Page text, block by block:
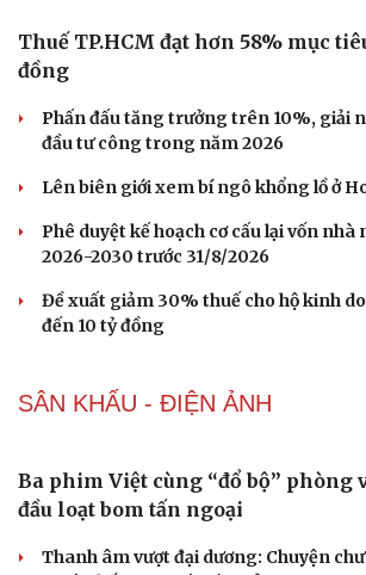
Campuchia vòng bảng ASEAN Cup
giá bao nhiêu?
Vị thuốc quý cực sẵn, bổ dưỡng
Suýt mất chân vì căn bệnh hiếm bị
khủng hoảng hôn nhân
4 món ăn khoái khẩu của nhiều người
âm thầm gây ung thư